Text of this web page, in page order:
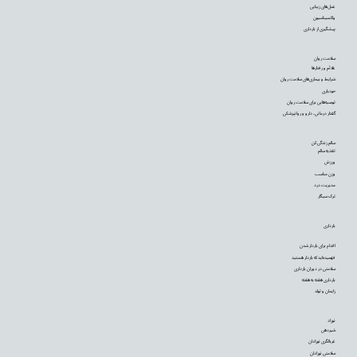
نوزاد
شیردهی
غربالگری نوزادان
سلامتی نوزادان
بارداری
اقدام برای باردار شدن
فهمیده‌اید که باردار هستید
سلامتی در دوران بارداری
بارداری هفته به هفته
زایمان و تولد
سالم زندگی کن
تغذیه سالم
ورزش
وزن مناسب
مدیریت درد
ترک سیگار
سلامت روان
علائم و رفتارها
شرایط و بیماری‌های سلامت روان
خودیاری
توصیه‌‌هایی برای سلامت روان
گفتار درمانی، دارو و روانپزشکی
عمل‌های زیبایی
واکسیناسیون
پیشگیری از بارداری